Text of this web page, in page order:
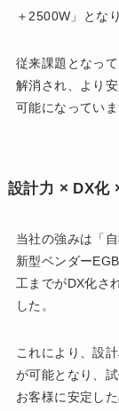
＋2500W」とな
従来課題となっ
解消され、より
可能になっていま
設計力 × DX化
当社の強みは「
新型ベンダー
工までがDX化さ
した。
これにより、設
が可能となり、
お客様に安定し